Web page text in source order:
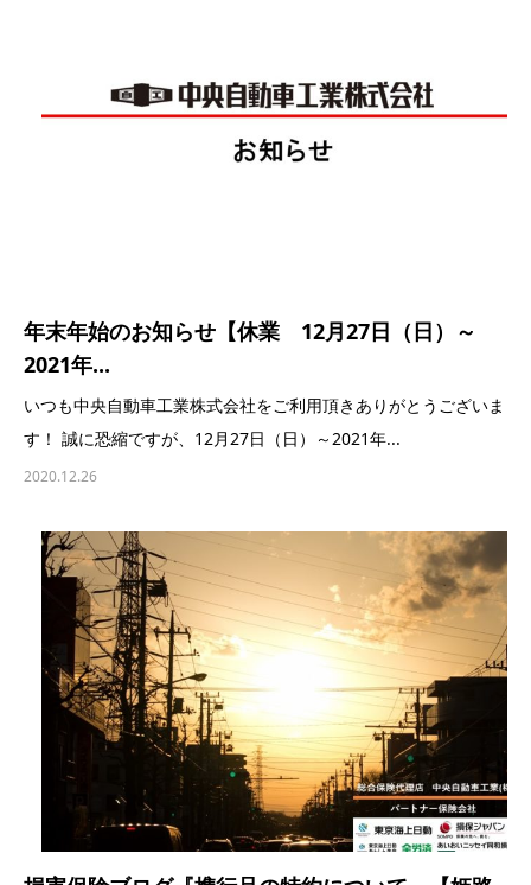
年末年始のお知らせ【休業 12月27日（日）～
2021年...
いつも中央自動車工業株式会社をご利用頂きありがとうございま
す！ 誠に恐縮ですが、12月27日（日）～2021年...
2020.12.26